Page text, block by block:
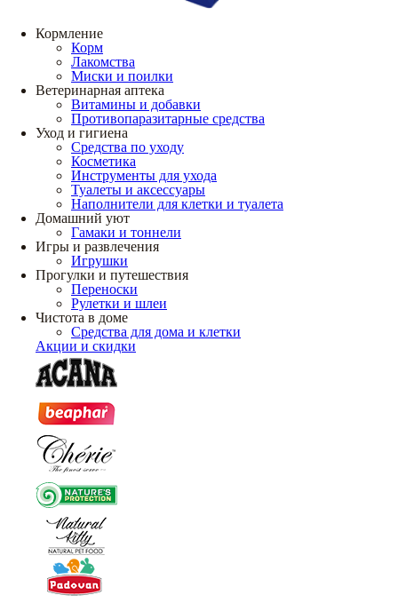
Кормление
Корм
Лакомства
Миски и поилки
Ветеринарная аптека
Витамины и добавки
Противопаразитарные средства
Уход и гигиена
Средства по уходу
Косметика
Инструменты для ухода
Туалеты и аксессуары
Наполнители для клетки и туалета
Домашний уют
Гамаки и тоннели
Игры и развлечения
Игрушки
Прогулки и путешествия
Переноски
Рулетки и шлеи
Чистота в доме
Средства для дома и клетки
Акции и скидки